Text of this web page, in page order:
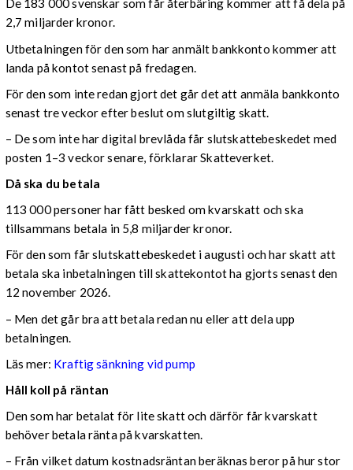
De 183 000 svenskar som får återbäring kommer att få dela på
2,7 miljarder kronor.
Utbetalningen för den som har anmält bankkonto kommer att
landa på kontot senast på fredagen.
För den som inte redan gjort det går det att anmäla bankkonto
senast tre veckor efter beslut om slutgiltig skatt.
– De som inte har digital brevlåda får slutskattebeskedet med
posten 1–3 veckor senare, förklarar Skatteverket.
Då ska du betala
113 000 personer har fått besked om kvarskatt och ska
tillsammans betala in 5,8 miljarder kronor.
För den som får slutskattebeskedet i augusti och har skatt att
betala ska inbetalningen till skattekontot ha gjorts senast den
12 november 2026.
– Men det går bra att betala redan nu eller att dela upp
betalningen.
Läs mer: Kraftig sänkning vid pump
Håll koll på räntan
Den som har betalat för lite skatt och därför får kvarskatt
behöver betala ränta på kvarskatten.
– Från vilket datum kostnadsräntan beräknas beror på hur stor